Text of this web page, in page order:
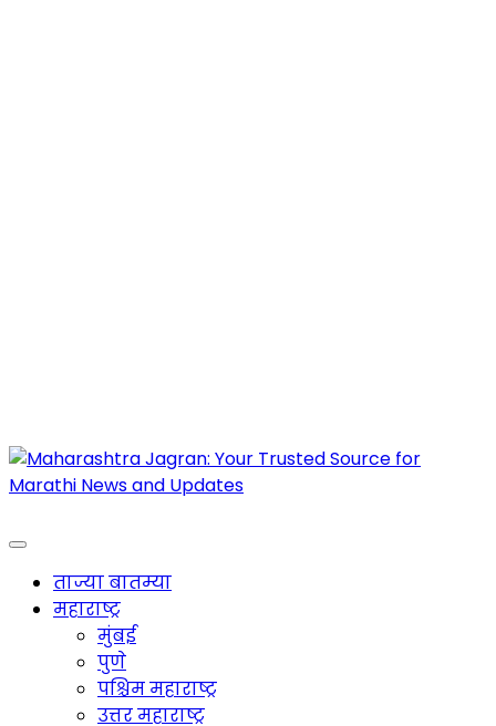
Maharashtra Jagran : Your Trusted Companion
ताज्या बातम्या
महाराष्ट्र
मुंबई
पुणे
पश्चिम महाराष्ट्र
उत्तर महाराष्ट्र